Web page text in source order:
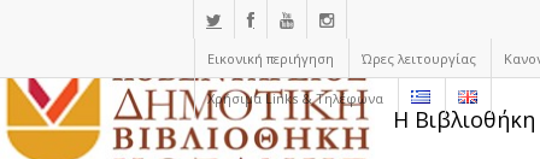
Εικονική περιήγηση Ώρες λειτουργίας
Χρήσιμα Links & Τηλέφωνα
Η